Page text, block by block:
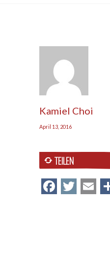
Kamiel Choi
April 13, 2016
TEILEN